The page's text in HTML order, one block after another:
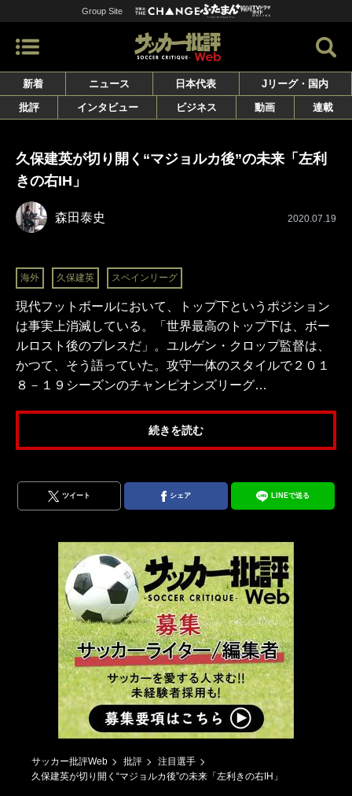
Group Site
新着 ニュース 日本代表
Jリーグ・国内
批評
インタビュー ビジネス 動画 連載
久保建英が切り開く“マジョルカ後”の未来「左利
きの右IH」
森田泰史 2020.07.19
海外 久保建英 スペインリーグ
現代フットボールにおいて、トップ下というポジション
は事実上消滅している。「世界最高のトップ下は、ボー
ルロスト後のプレスだ」。ユルゲン・クロップ監督は、
かつて、そう語っていた。攻守一体のスタイルで２０１
８－１９シーズンのチャンピオンズリーグ…
続きを読む
ツイート シェア LINEで送る
サッカー批評Web 批評
注目選手
久保建英が切り開く“マジョルカ後”の未来「左利きの右IH」